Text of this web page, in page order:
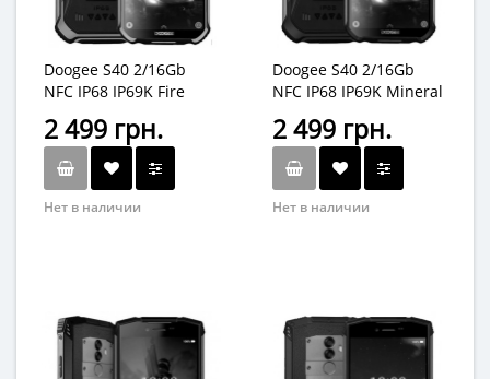
Doogee S40 2/16Gb
NFC IP68 IP69K Fire
2 499 грн.
Нет в наличии
Doogee S40 2/16Gb
NFC IP68 IP69K Mineral
2 499 грн.
Нет в наличии